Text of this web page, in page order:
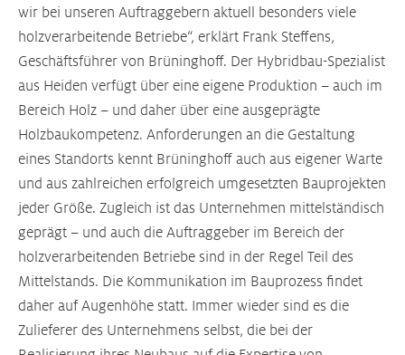
wir bei unseren Auftraggebern aktuell besonders viele
holzverarbeitende Betriebe“, erklärt Frank Steffens,
Geschäftsführer von Brüninghoff. Der Hybridbau-Spezialist
aus Heiden verfügt über eine eigene Produktion – auch im
Bereich Holz – und daher über eine ausgeprägte
Holzbaukompetenz. Anforderungen an die Gestaltung
eines Standorts kennt Brüninghoff auch aus eigener Warte
und aus zahlreichen erfolgreich umgesetzten Bauprojekten
jeder Größe. Zugleich ist das Unternehmen mittelständisch
geprägt – und auch die Auftraggeber im Bereich der
holzverarbeitenden Betriebe sind in der Regel Teil des
Mittelstands. Die Kommunikation im Bauprozess findet
daher auf Augenhöhe statt. Immer wieder sind es die
Zulieferer des Unternehmens selbst, die bei der